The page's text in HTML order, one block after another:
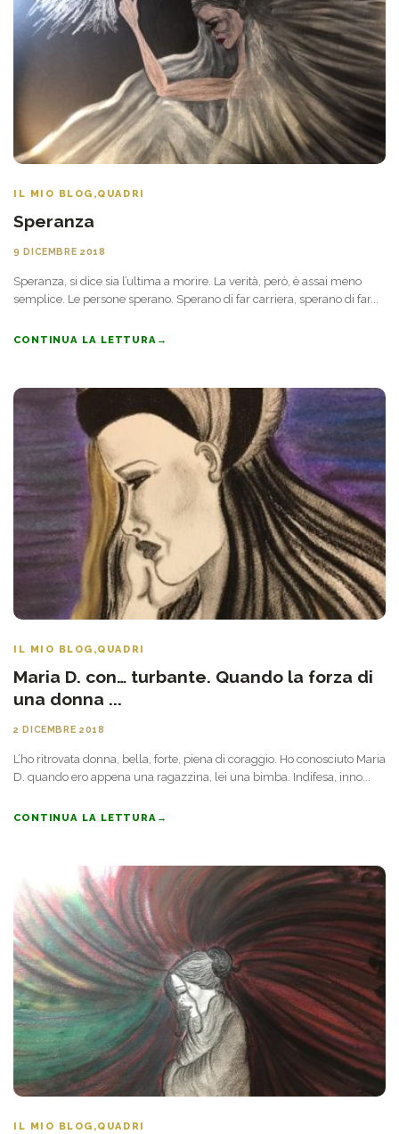
IL MIO BLOG ,QUADRI
Speranza
9 DICEMBRE 2018
Speranza, si dice sia l’ultima a morire. La verità, però, è assai meno
semplice. Le persone sperano. Sperano di far carriera, sperano di far...
CONTINUA LA LETTURA →
IL MIO BLOG ,QUADRI
Maria D. con… turbante. Quando la forza di
una donna ...
2 DICEMBRE 2018
L’ho ritrovata donna, bella, forte, piena di coraggio. Ho conosciuto Maria
D. quando ero appena una ragazzina, lei una bimba. Indifesa, inno...
CONTINUA LA LETTURA →
IL MIO BLOG ,QUADRI